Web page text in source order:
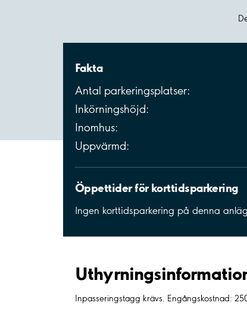
Fakta
Antal parkeringsplatser:
Inkörningshöjd:
Inomhus:
Uppvärmd:
Öppettider för korttidsparkering
Ingen korttidsparkering på denna
Inpasseringstagg krävs. Engångskostnad: